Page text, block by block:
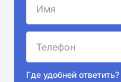
Где удобней ответить?